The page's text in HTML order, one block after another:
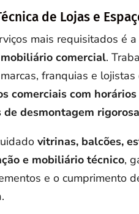
de Lojas e
mais requisitados é
comercial.
franquias e lojistas
comerciais com horários
desmontagem
vitrinas, balcões,
e mobiliário técnico,
e o cumprimento